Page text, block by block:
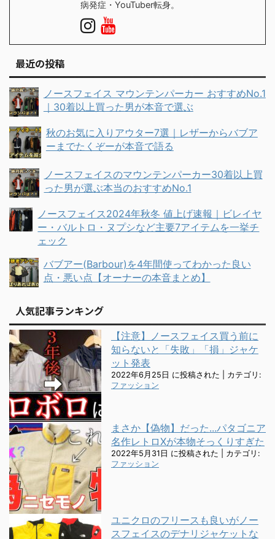
病発症・YouTuber転身。
最近の投稿
ノースフェイス マウンテンパーカー おすすめNo.1
｜30着以上買った男が本音で選ぶ
秋のお気に入りアウター7選｜レザーからバブア
ーまでたくぞーが本音で語る
ノースフェイスのマウンテンパーカー30着以上買
った男が選ぶ本当のおすすめNo.1
ノースフェイス2024年秋冬 値上げ速報｜ビレイヤ
ー・バルトロ・ヌプシなど主要7アイテムを一挙チ
ェック
バブアー(Barbour)を4年間使ってわかった良い
点・悪い点【オーナーの本音まとめ】
人気記事ランキング
【注意】ノースフェイス買う前に
知らないと「失敗」「損」ジャケ
ット発表
2022年6月25日 に投稿された
カテゴリ:
ファッション
まさか【偽物】だった...パタゴニア
名作レトロXが本物そっくりすぎた
2022年5月31日 に投稿された
カテゴリ:
ファッション
ユニクロのフリースも良いがノー
スフェイスのデナリジャケットな